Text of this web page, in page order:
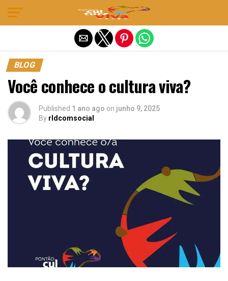
BLOG
Você conhece o cultura viva?
Published 1 ano ago on junho 9, 2025
By rldcomsocial
Sair da versão mobile